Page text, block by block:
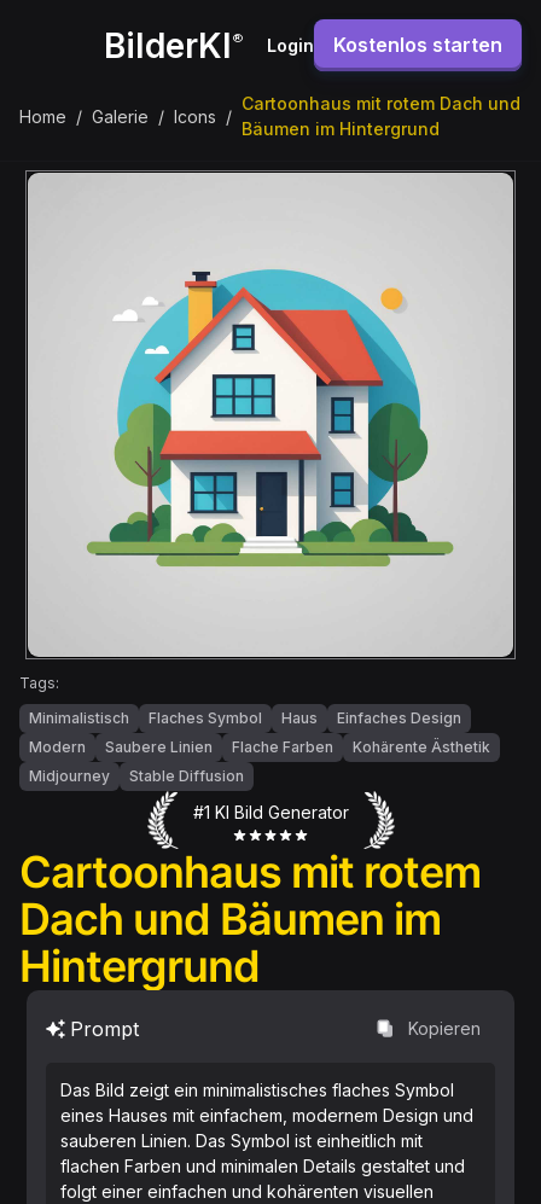
BilderKI® Login Kostenlos starten
Home / Galerie / Icons /
Cartoonhaus mit rotem Dach und
Bäumen im Hintergrund
Tags:
Minimalistisch
Flaches Symbol Haus
Einfaches Design
Modern
Saubere Linien Flache Farben
Kohärente Ästhetik
Midjourney
Stable Diffusion
#1 KI Bild Generator
Cartoonhaus mit rotem
Dach und Bäumen im
Hintergrund
Prompt Kopieren
Das Bild zeigt ein minimalistisches flaches Symbol
eines Hauses mit einfachem, modernem Design und
sauberen Linien. Das Symbol ist einheitlich mit
flachen Farben und minimalen Details gestaltet und
folgt einer einfachen und kohärenten visuellen